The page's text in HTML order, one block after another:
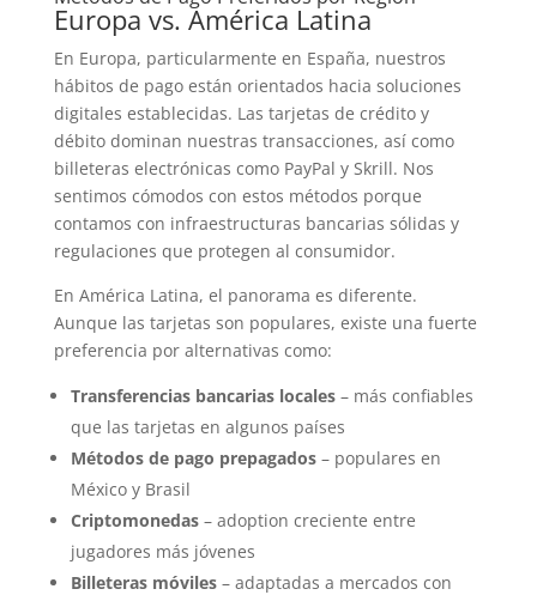
Europa vs. América Latina
En Europa, particularmente en España, nuestros
hábitos de pago están orientados hacia soluciones
digitales establecidas. Las tarjetas de crédito y
débito dominan nuestras transacciones, así como
billeteras electrónicas como PayPal y Skrill. Nos
sentimos cómodos con estos métodos porque
contamos con infraestructuras bancarias sólidas y
regulaciones que protegen al consumidor.
En América Latina, el panorama es diferente.
Aunque las tarjetas son populares, existe una fuerte
preferencia por alternativas como:
Transferencias bancarias locales– más confiables
que las tarjetas en algunos países
Métodos de pago prepagados– populares en
México y Brasil
Criptomonedas– adoption creciente entre
jugadores más jóvenes
Billeteras móviles– adaptadas a mercados con